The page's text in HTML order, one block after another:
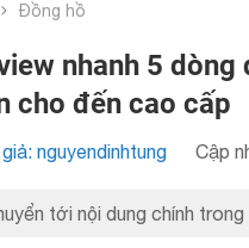
Đồng hồ
nhanh 5
cho đến cao cấp
nguyendinhtung Cập
tới nội dung chính trong